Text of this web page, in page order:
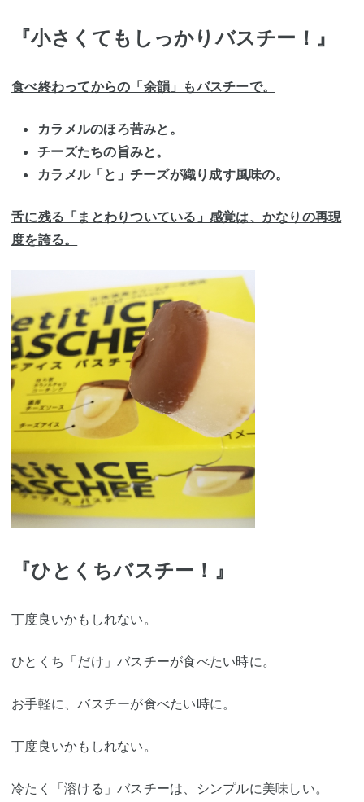
『小さくてもしっかりバスチー！』
食べ終わってからの「余韻」もバスチーで。
カラメルのほろ苦みと。
チーズたちの旨みと。
カラメル「と」チーズが織り成す風味の。
舌に残る「まとわりついている」感覚は、かなりの再現
度を誇る。
『ひとくちバスチー！』
丁度良いかもしれない。
ひとくち「だけ」バスチーが食べたい時に。
お手軽に、バスチーが食べたい時に。
丁度良いかもしれない。
冷たく「溶ける」バスチーは、シンプルに美味しい。